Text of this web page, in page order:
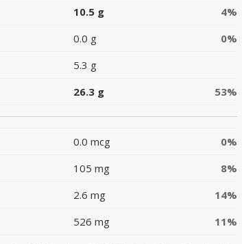
10.5 g
4%
0.0 g
0%
5.3 g
26.3 g 53%
0.0 mcg
0%
105 mg
8%
2.6 mg
14%
526 mg 11%